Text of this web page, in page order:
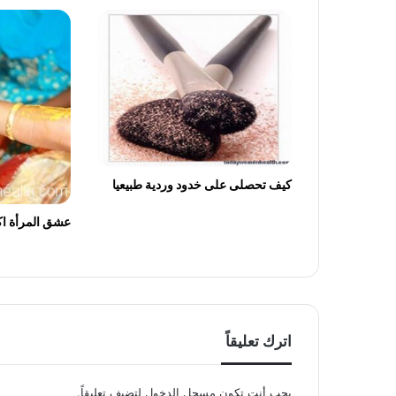
كيف تحصلى على خدود وردية طبيعيا
عشق المرأة
اترك تعليقاً
يجب أنت تكون مسجل الدخول لتضيف تعليقاً.